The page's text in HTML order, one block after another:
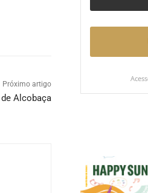
Próximo artigo
Alcobaça